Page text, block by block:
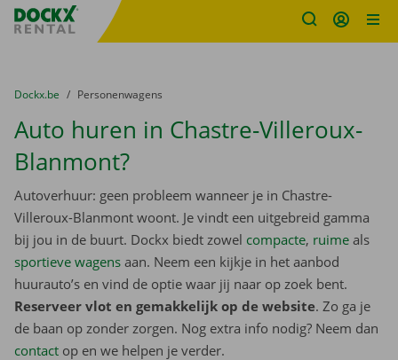
Fratello DEMO
U bevindt zich hier:
van
Dockx.be naar
Personenwagens
Auto huren in Chastre-Villeroux-
Blanmont?
Autoverhuur: geen probleem wanneer je in Chastre-
Villeroux-Blanmont woont. Je vindt een uitgebreid gamma
bij jou in de buurt. Dockx biedt zowel compacte, ruime als
sportieve wagens aan. Neem een kijkje in het aanbod
huurauto’s en vind de optie waar jij naar op zoek bent.
Reserveer vlot en gemakkelijk op de website. Zo ga je
de baan op zonder zorgen. Nog extra info nodig? Neem dan
contact op en we helpen je verder.